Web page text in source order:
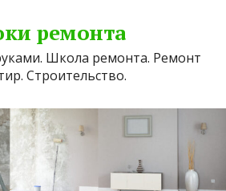
ремонта
Школа ремонта. Ремонт
Строительство.